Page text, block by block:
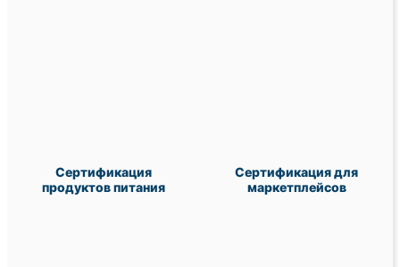
Сертификация
продуктов питания
Сертификация для
маркетплейсов